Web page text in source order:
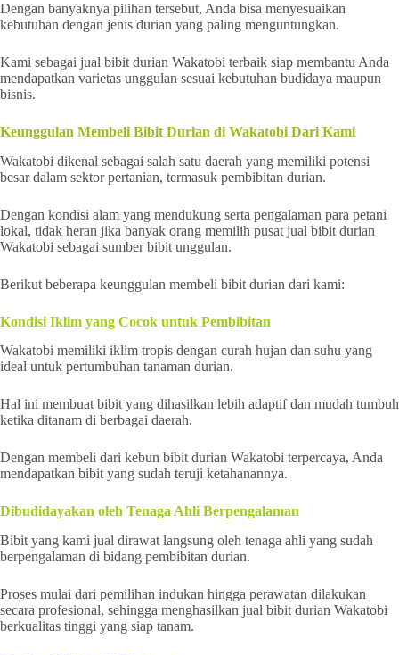
Dengan banyaknya pilihan tersebut, Anda bisa menyesuaikan
kebutuhan dengan jenis durian yang paling menguntungkan.
Kami sebagai jual bibit durian Wakatobi terbaik siap membantu Anda
mendapatkan varietas unggulan sesuai kebutuhan budidaya maupun
bisnis.
Keunggulan Membeli Bibit Durian di Wakatobi Dari Kami
Wakatobi dikenal sebagai salah satu daerah yang memiliki potensi
besar dalam sektor pertanian, termasuk pembibitan durian.
Dengan kondisi alam yang mendukung serta pengalaman para petani
lokal, tidak heran jika banyak orang memilih pusat jual bibit durian
Wakatobi sebagai sumber bibit unggulan.
Berikut beberapa keunggulan membeli bibit durian dari kami:
Kondisi Iklim yang Cocok untuk Pembibitan
Wakatobi memiliki iklim tropis dengan curah hujan dan suhu yang
ideal untuk pertumbuhan tanaman durian.
Hal ini membuat bibit yang dihasilkan lebih adaptif dan mudah tumbuh
ketika ditanam di berbagai daerah.
Dengan membeli dari kebun bibit durian Wakatobi terpercaya, Anda
mendapatkan bibit yang sudah teruji ketahanannya.
Dibudidayakan oleh Tenaga Ahli Berpengalaman
Bibit yang kami jual dirawat langsung oleh tenaga ahli yang sudah
berpengalaman di bidang pembibitan durian.
Proses mulai dari pemilihan indukan hingga perawatan dilakukan
secara profesional, sehingga menghasilkan jual bibit durian Wakatobi
berkualitas tinggi yang siap tanam.